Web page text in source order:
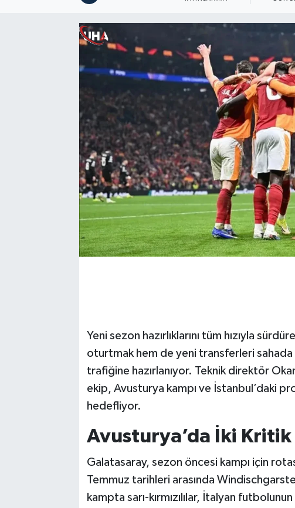
Yeni sezon hazırlıklarını tüm hızıyla
oturtmak hem de yeni transferleri sahada
trafiğine hazırlanıyor. Teknik direktör
ekip, Avusturya kampı ve İstanbul’daki
hedefliyor.
Avusturya’da İki Kritik
Galatasaray, sezon öncesi kampı için
Temmuz tarihleri arasında
kampta sarı-kırmızılılar, İtalyan